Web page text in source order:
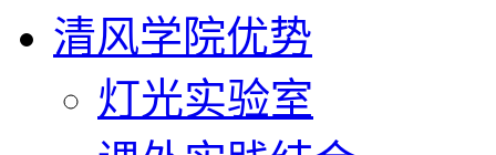
清风学院优势
灯光实验室